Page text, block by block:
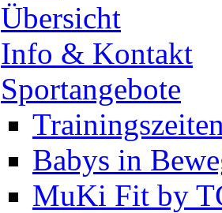
Übersicht
Info & Kontakt
Sportangebote
Babys in
MuKi Fit by